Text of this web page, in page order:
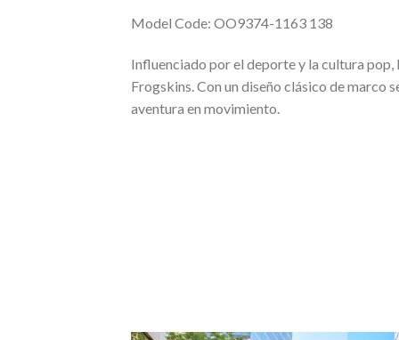
Model Code: OO9374-1163 138
Influenciado por el deporte y la cultura pop,
Frogskins. Con un diseño clásico de marco
aventura en movimiento.